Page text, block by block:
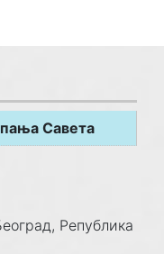
Савета
Република